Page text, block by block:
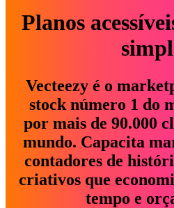
Planos
Vecteezy é o
stock número 1 do
por mais de 90.000
mundo. Capacita
contadores de
criativos que
tempo e